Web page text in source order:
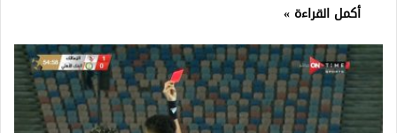
أكمل القراءة »